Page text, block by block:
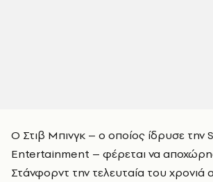
Ο Στιβ Μπινγκ – ο οποίος ίδρυσε την
Entertainment – φέρεται να
Στάνφορντ την τελευταία του χρονιά